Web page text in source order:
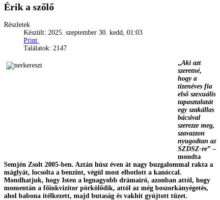
Érik a szőlő
Részletek
Készült: 2025. szeptember 30. kedd, 01:03
Print
Találatok: 2147
„Aki azt
szeretné,
hogy a
tizenéves fia
első szexuális
tapasztalatát
egy szakállas
bácsival
szerezze meg,
szavazzon
nyugodtan az
SZDSZ-re” –
mondta
Semjén Zsolt 2005-ben. Aztán húsz éven át nagy buzgalommal rakta a
máglyát, locsolta a benzint, végül most elbotlott a kanóccal.
Mondhatjuk, hogy Isten a legnagyobb drámaíró, azonban attól, hogy
momentán a főinkvizítor pörkölődik, attól az még boszorkányégetés,
ahol babona ítélkezett, majd butaság és vakhit gyújtott tüzet.